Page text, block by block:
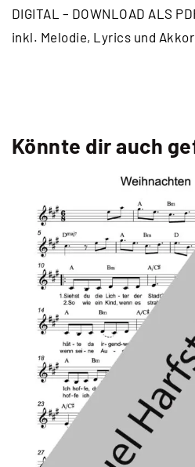
Menge
DIGITAL – DOWNLOAD ALS
inkl. Melodie, Lyrics und
Könnte dir auch